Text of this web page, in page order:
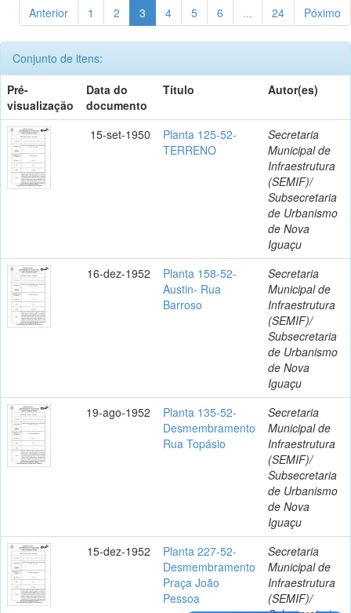
Anterior 1 2 3 4 5 6 ... 24 Póximo
Conjunto de itens:
Pré-
visualização
Data do
documento
Título Autor(es)
15-set-1950
Planta 125-52-
TERRENO
Secretaria
Municipal de
Infraestrutura
(SEMIF)/
Subsecretaria
de Urbanismo
de Nova
Iguaçu
16-dez-1952
Planta 158-52-
Austin- Rua
Barroso
Secretaria
Municipal de
Infraestrutura
(SEMIF)/
Subsecretaria
de Urbanismo
de Nova
Iguaçu
19-ago-1952
Planta 135-52-
Desmembramento
Rua Topásio
Secretaria
Municipal de
Infraestrutura
(SEMIF)/
Subsecretaria
de Urbanismo
de Nova
Iguaçu
15-dez-1952
Planta 227-52-
Desmembramento
Praça João
Pessoa
Secretaria
Municipal de
Infraestrutura
(SEMIF)/